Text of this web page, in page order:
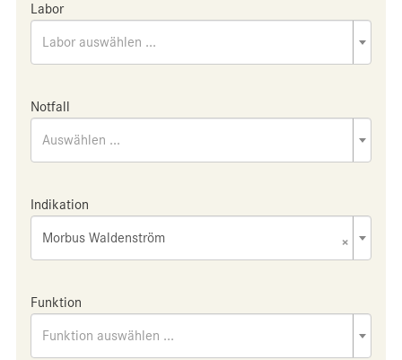
Labor
Labor auswählen ...
Notfall
Auswählen ...
Indikation
×
Morbus Waldenström
Funktion
Funktion auswählen ...